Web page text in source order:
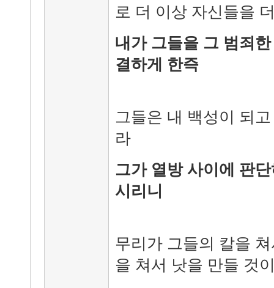
로 더 이상 자신들을
내가 그들을 그 범죄
결하게 한즉
그들은 내 백성이 되
라
그가 열방 사이에 판
시리니
무리가 그들의 칼을
을 쳐서 낫을 만들 것